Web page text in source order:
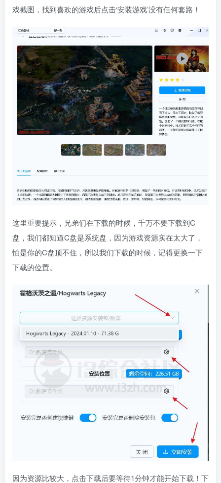
戏截图，找到喜欢的游戏后点击‘安装游戏’没有任何套路！
这里重要提示，兄弟们在下载的时候，千万不要下载到C
盘，我们都知道C盘是系统盘，因为游戏资源实在太大了，
怕是你的C盘顶不住，所以我们下载的时候，记得更换一下
下载的位置。
因为资源比较大，点击下载后要等待1分钟才能开始下载！下